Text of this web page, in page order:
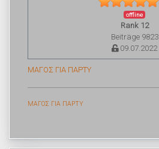
offline
Rank 12
Beiträge 9823
09.07.2022
ΜΑΓΟΣ ΓΙΑ ΠΑΡΤΥ
ΜΑΓΟΣ ΓΙΑ ΠΑΡΤΥ